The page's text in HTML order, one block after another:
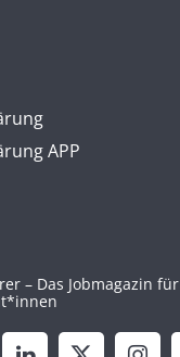
APP
– Das Jobmagazin für